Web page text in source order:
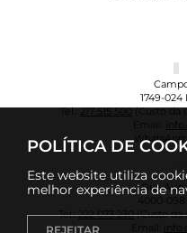
POLÍTICA DE
Este website utiliza
melhor experiência de
REJEITAR
1749-024
Tel.:217 515 500(Custo da
Rua
4000-
Tel.:222 073 230(Custo da